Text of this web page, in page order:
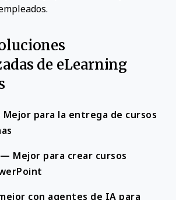
de eLearning
Mejor para la entrega de cursos
— Mejor para crear cursos
mejor con agentes de IA para